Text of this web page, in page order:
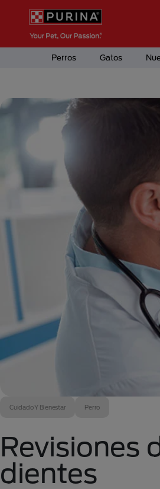
Pasar al contenido principal
Menú Secundario Purina
Menú Principal Purina
Perros Gatos
Cuidado Y Bienestar Perro
Revisiones
dientes